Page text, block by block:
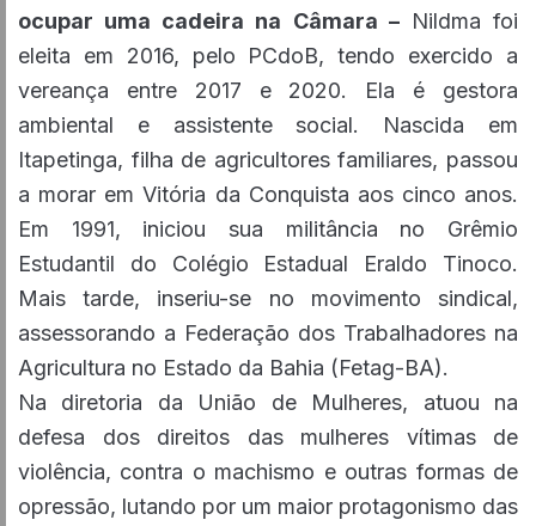
ocupar uma cadeira na Câmara –Nildma foi
eleita em 2016, pelo PCdoB, tendo exercido a
vereança entre 2017 e 2020. Ela é gestora
ambiental e assistente social. Nascida em
Itapetinga, filha de agricultores familiares, passou
a morar em Vitória da Conquista aos cinco anos.
Em 1991, iniciou sua militância no Grêmio
Estudantil do Colégio Estadual Eraldo Tinoco.
Mais tarde, inseriu-se no movimento sindical,
assessorando a Federação dos Trabalhadores na
Agricultura no Estado da Bahia (Fetag-BA).
Na diretoria da União de Mulheres, atuou na
defesa dos direitos das mulheres vítimas de
violência, contra o machismo e outras formas de
opressão, lutando por um maior protagonismo das